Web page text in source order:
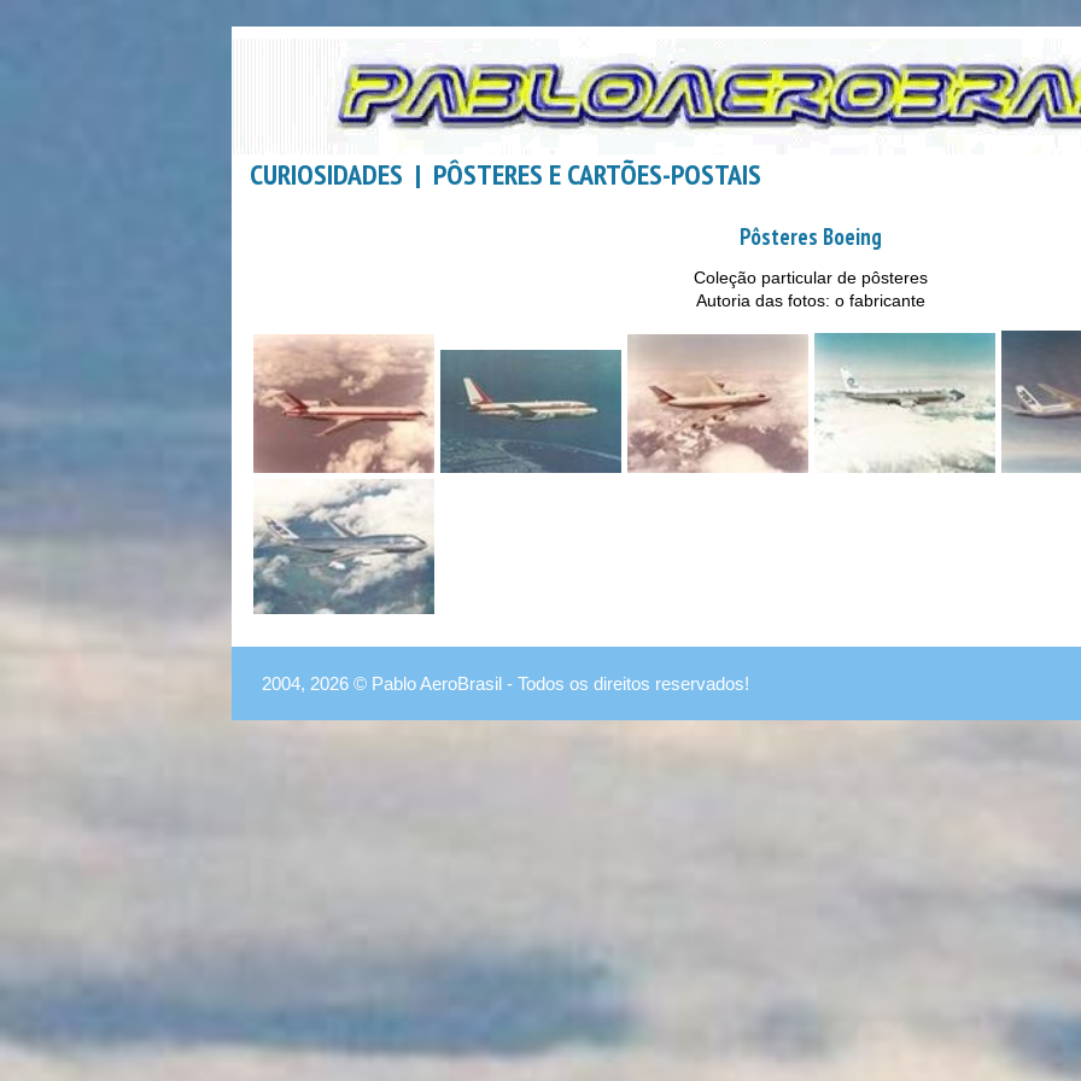
CURIOSIDADES | PÔSTERES E CARTÕES-POSTAIS
Pôsteres Boeing
Coleção particular de pôsteres
Autoria das fotos: o fabricante
2004, 2026 © Pablo AeroBrasil - Todos os direitos reservados!